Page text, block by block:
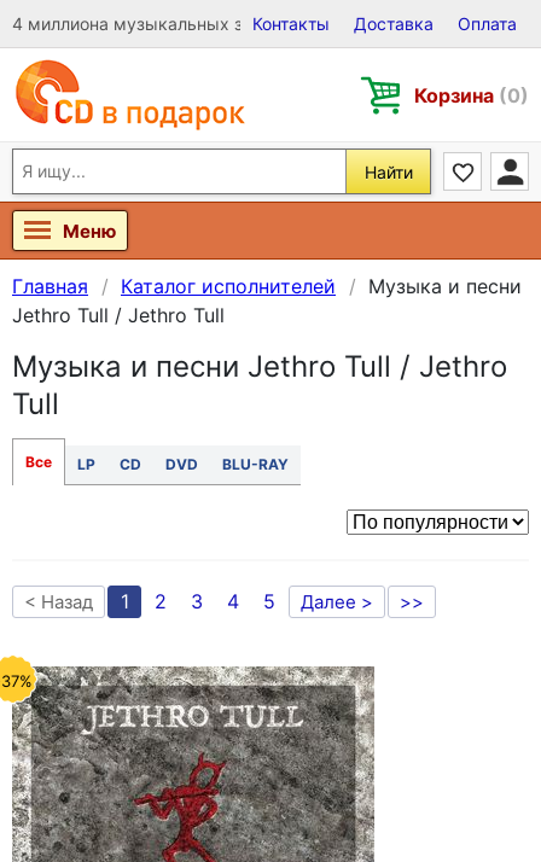
4 миллиона музыкальных записей на Виниле, CD и DVD
Контакты Доставка Оплата
Корзина (0)
Найти
Меню
Главная Каталог исполнителей
Музыка и песни
Jethro Tull / Jethro Tull
Музыка и песни Jethro Tull / Jethro
Tull
Все LP CD DVD BLU-RAY
< Назад 1 2 3 4 5 Далее > >>